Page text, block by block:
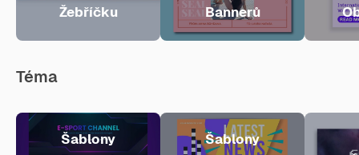
Žebříčku
Bannerů
Téma
Šablony
Šablony